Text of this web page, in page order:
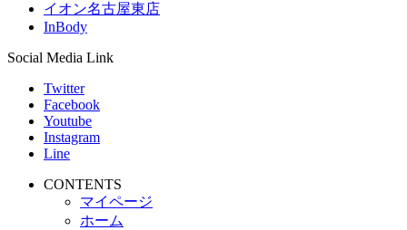
イオン名古屋東店
InBody
Social Media Link
Twitter
Facebook
Youtube
Instagram
Line
CONTENTS
マイページ
ホーム